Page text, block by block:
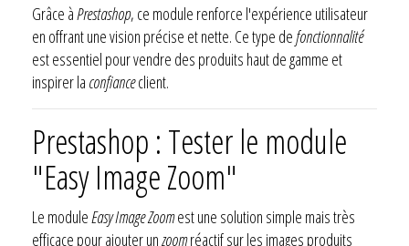
Grâce àPrestashop, ce module renforce l'expérience utilisateur
en offrant une vision précise et nette. Ce type defonctionnalité
est essentiel pour vendre des produits haut de gamme et
inspirer la confianceclient.
Prestashop : Tester le module
"Easy Image Zoom"
Le moduleEasy Image Zoomest une solution simple mais très
efficace pour ajouter unzoomréactif sur les images produits